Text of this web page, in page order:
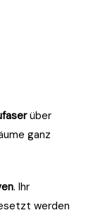
über
ganz
. Ihr
werden